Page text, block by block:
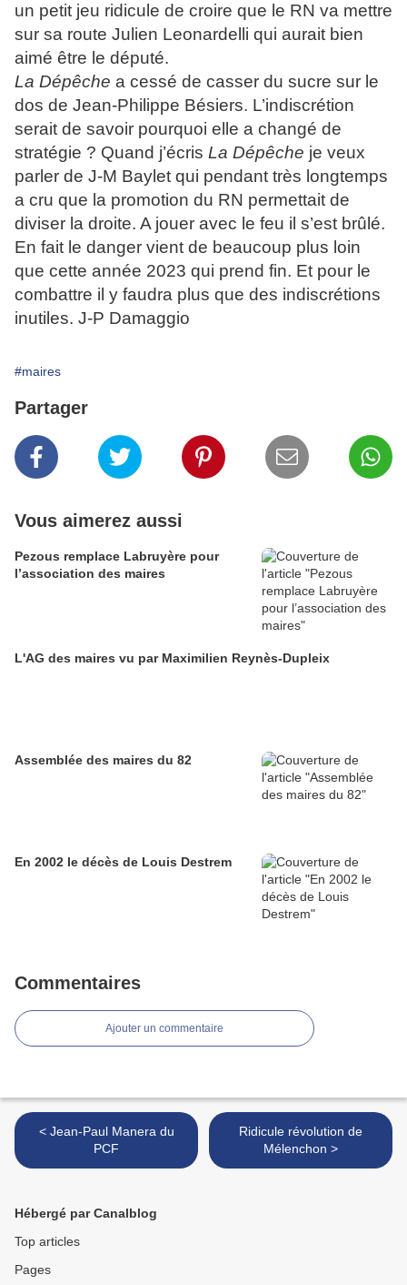
un petit jeu ridicule de croire que le RN va mettre
sur sa route Julien Leonardelli qui aurait bien
aimé être le député.
La Dépêche a cessé de casser du sucre sur le
dos de Jean-Philippe Bésiers. L’indiscrétion
serait de savoir pourquoi elle a changé de
stratégie ? Quand j’écris La Dépêche je veux
parler de J-M Baylet qui pendant très longtemps
a cru que la promotion du RN permettait de
diviser la droite. A jouer avec le feu il s’est brûlé.
En fait le danger vient de beaucoup plus loin
que cette année 2023 qui prend fin. Et pour le
combattre il y faudra plus que des indiscrétions
inutiles. J-P Damaggio
#maires
Partager
Vous aimerez aussi
Pezous remplace Labruyère pour
l’association des maires
L'AG des maires vu par Maximilien Reynès-Dupleix
Assemblée des maires du 82
En 2002 le décès de Louis Destrem
Commentaires
Ajouter un commentaire
< Jean-Paul Manera du
PCF
Ridicule révolution de
Mélenchon >
Hébergé par Canalblog
Top articles
Pages